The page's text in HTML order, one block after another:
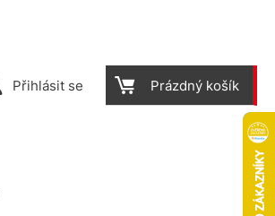
Přihlásit se Prázdný košík